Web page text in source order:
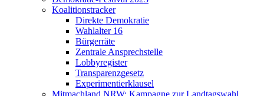
Koalitionstracker
Direkte Demokratie
Wahlalter 16
Bürgerräte
Zentrale Ansprechstelle
Lobbyregister
Transparenzgesetz
Experimentierklausel
Mitmachland.NRW: Kampagne zur Landtagswahl